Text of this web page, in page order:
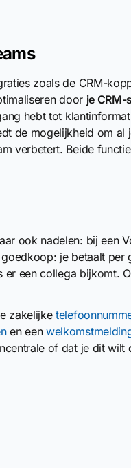
zoals de CRM-
door je
hebt tot
de mogelijkheid om
verbetert. Beide
ook nadelen: bij een
je betaalt
een collega bijkomt.
zakelijke
en een
of dat je dit wilt